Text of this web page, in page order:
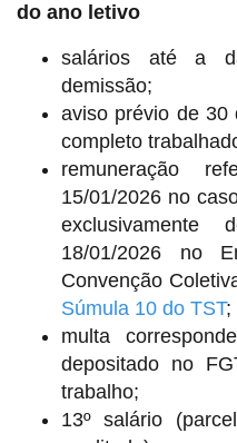
do ano letivo
salários até a
demissão;
aviso prévio de 30
completo
remuneração
15/01/2026 no
18/01/2026 no
Convenção
Súmula 10 do TST;
multa
depositado no
trabalho;
13º salário